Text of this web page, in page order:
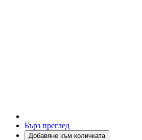
Бърз преглед
Добавяне към количката